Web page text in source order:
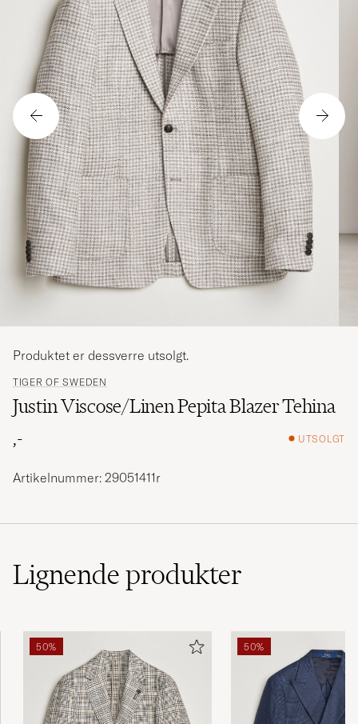
TIGER OF SWEDEN
Justin Viscose/Linen Pepita Blazer Tehina
,-
UTSOLGT
Produktet er dessverre utsolgt.
Artikelnummer: 29051411r
Lignendeprodukter
50% 50%